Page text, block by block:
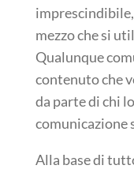
mezzo che si
Qualunque
contenuto che
da parte di chi
comunicazione
Alla base di